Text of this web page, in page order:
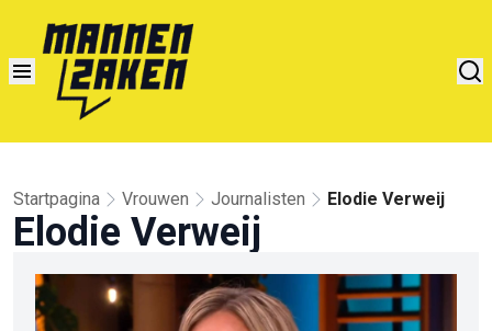
Startpagina Vrouwen Journalisten Elodie Verweij
Elodie Verweij